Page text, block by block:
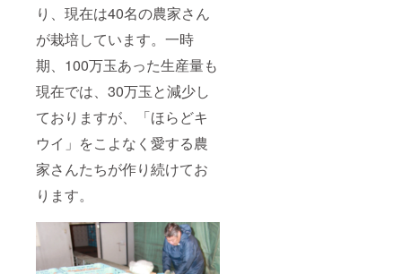
り、現在は40名の農家さん
が栽培しています。一時
期、100万玉あった生産量も
現在では、30万玉と減少し
ておりますが、「ほらどキ
ウイ」をこよなく愛する農
家さんたちが作り続けてお
ります。